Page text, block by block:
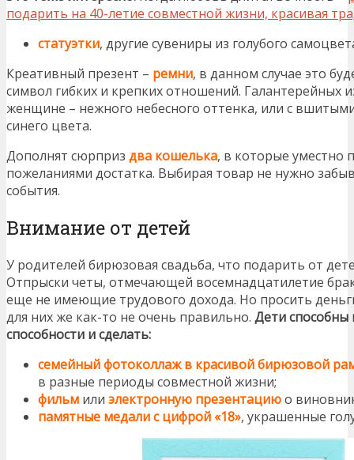
подарить на 40-летие совместной жизни, красивая
статуэтки, другие сувениры из голубого
Креативный презент – ремни, в данном случае это
символ гибких и крепких отношений. Галантерейных
женщине – нежного небесного оттенка, или с
синего цвета.
Дополнят сюрприз два кошелька, в которые уместно
пожеланиями достатка. Выбирая товар не нужно
события.
Внимание от детей
У родителей бирюзовая свадьба, что подарить от
Отпрыски четы, отмечающей восемнадцатилетие
еще не имеющие трудового дохода. Но просить
для них же как-то не очень правильно. Дети способны
способности и сделать:
семейный фотоколлаж в красивой бирюзовой
в разные периоды совместной жизни;
фильм или электронную презентациюо
памятные медали с цифрой «18», украшенные